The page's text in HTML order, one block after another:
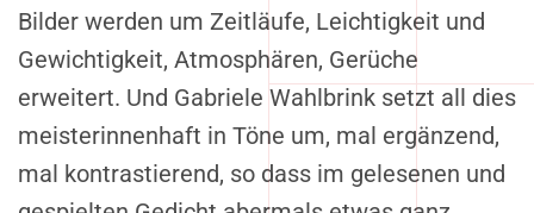
Bilder werden um Zeitläufe, Leichtigkeit und
Gewichtigkeit, Atmosphären, Gerüche
erweitert. Und Gabriele Wahlbrink setzt all dies
meisterinnenhaft in Töne um, mal ergänzend,
mal kontrastierend, so dass im gelesenen und